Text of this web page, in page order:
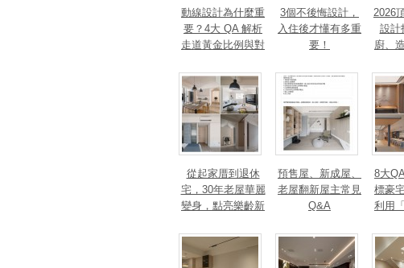
動線設計為什麼重
要？4大 QA 解析
走道黃金比例與對
3個不後悔設計，
入住後才懂有多重
要！
2026
設計
廚、
讓廚
從起家厝到退休
宅，30年老屋華麗
變身，點亮樂齡新
法、英指標設計大
獎！
預售屋、新成屋、
老屋翻新屋主常見
Q&A
8大
標豪
利用